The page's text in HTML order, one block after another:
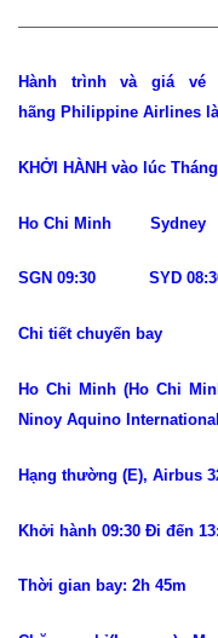
Hành trình và giá vé
hãng Philippine Airlines
KHỞI HÀNH vào lúc
Ho Chi Minh
SGN 09:30 SYD
Chi tiết chuyến bay
Ho Chi Minh (Ho Chi
Ninoy Aquino
Hạng thường (E), Airbus
Khởi hành 09:30 Đi đến
Thời gian bay: 2h 45m